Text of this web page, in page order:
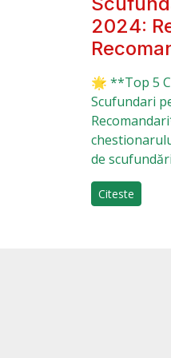
2024:
🌟 **Top 5
Scufundari
de
Citeste